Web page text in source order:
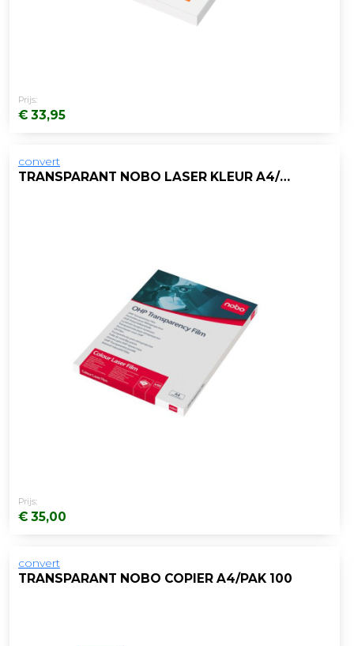
Prijs:
€ 33,95
convert
TRANSPARANT NOBO LASER KLEUR A4/PAK 50
Prijs:
€ 35,00
convert
TRANSPARANT NOBO COPIER A4/PAK 100